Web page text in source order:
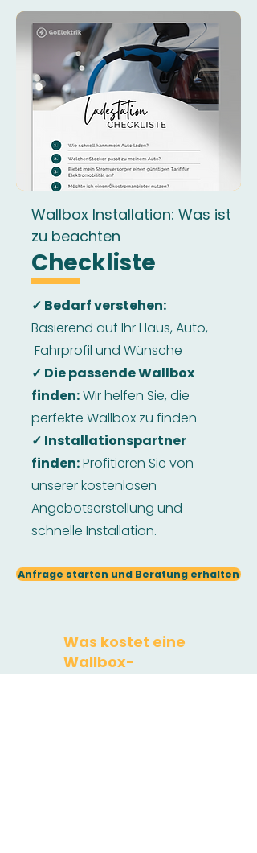
Wallbox Installation: Was ist
zu beachten
Checkliste
✓ Bedarf verstehen:
Basierend auf Ihr Haus, Auto,
Fahrprofil und Wünsche
✓ Die passende Wallbox
finden:Wir helfen Sie, die
perfekte Wallbox zu finden
✓ Installationspartner
finden:Profitieren Sie von
unserer kostenlosen
Angebotserstellung und
schnelle Installation.
Anfrage starten und Beratung erhalten
Was kostet eine
Wallbox-